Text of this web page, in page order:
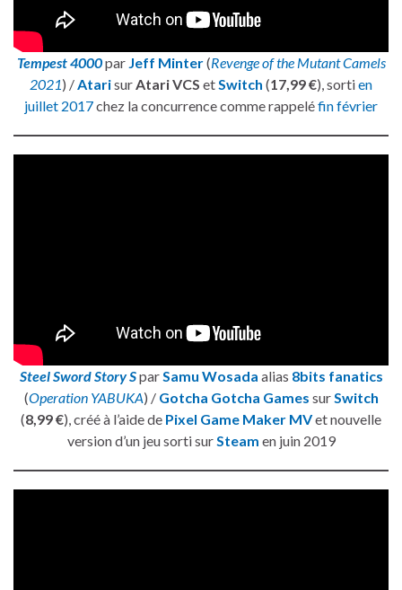
Tempest 4000par Jeff Minter(Revenge of the Mutant Camels
2021) /AtarisurAtari VCS etSwitch (17,99 €), sortien
juillet 2017chez la concurrence comme rappeléfin février
Steel Sword Story SparSamu Wosada alias 8bits fanatics
(Operation YABUKA) / Gotcha Gotcha Games surSwitch
(8,99 €), créé à l’aide de Pixel Game Maker MVet nouvelle
version d’un jeu sorti surSteam en juin 2019